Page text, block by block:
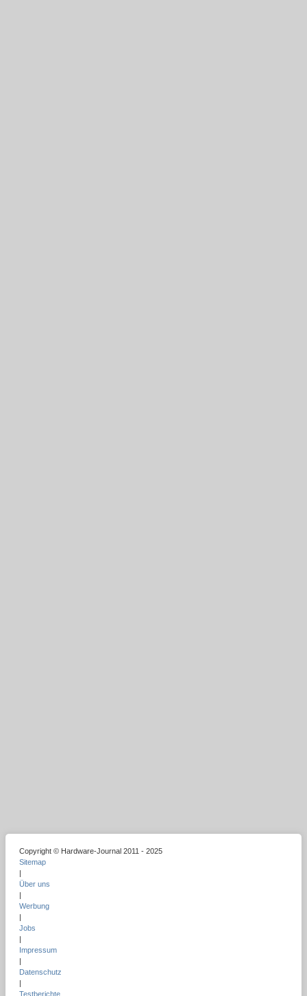
Copyright © Hardware-Journal 2011 - 2025
Sitemap
|
Über uns
|
Werbung
|
Jobs
|
Impressum
|
Datenschutz
|
Testberichte